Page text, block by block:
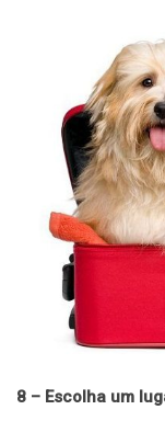
8 – Escolha um